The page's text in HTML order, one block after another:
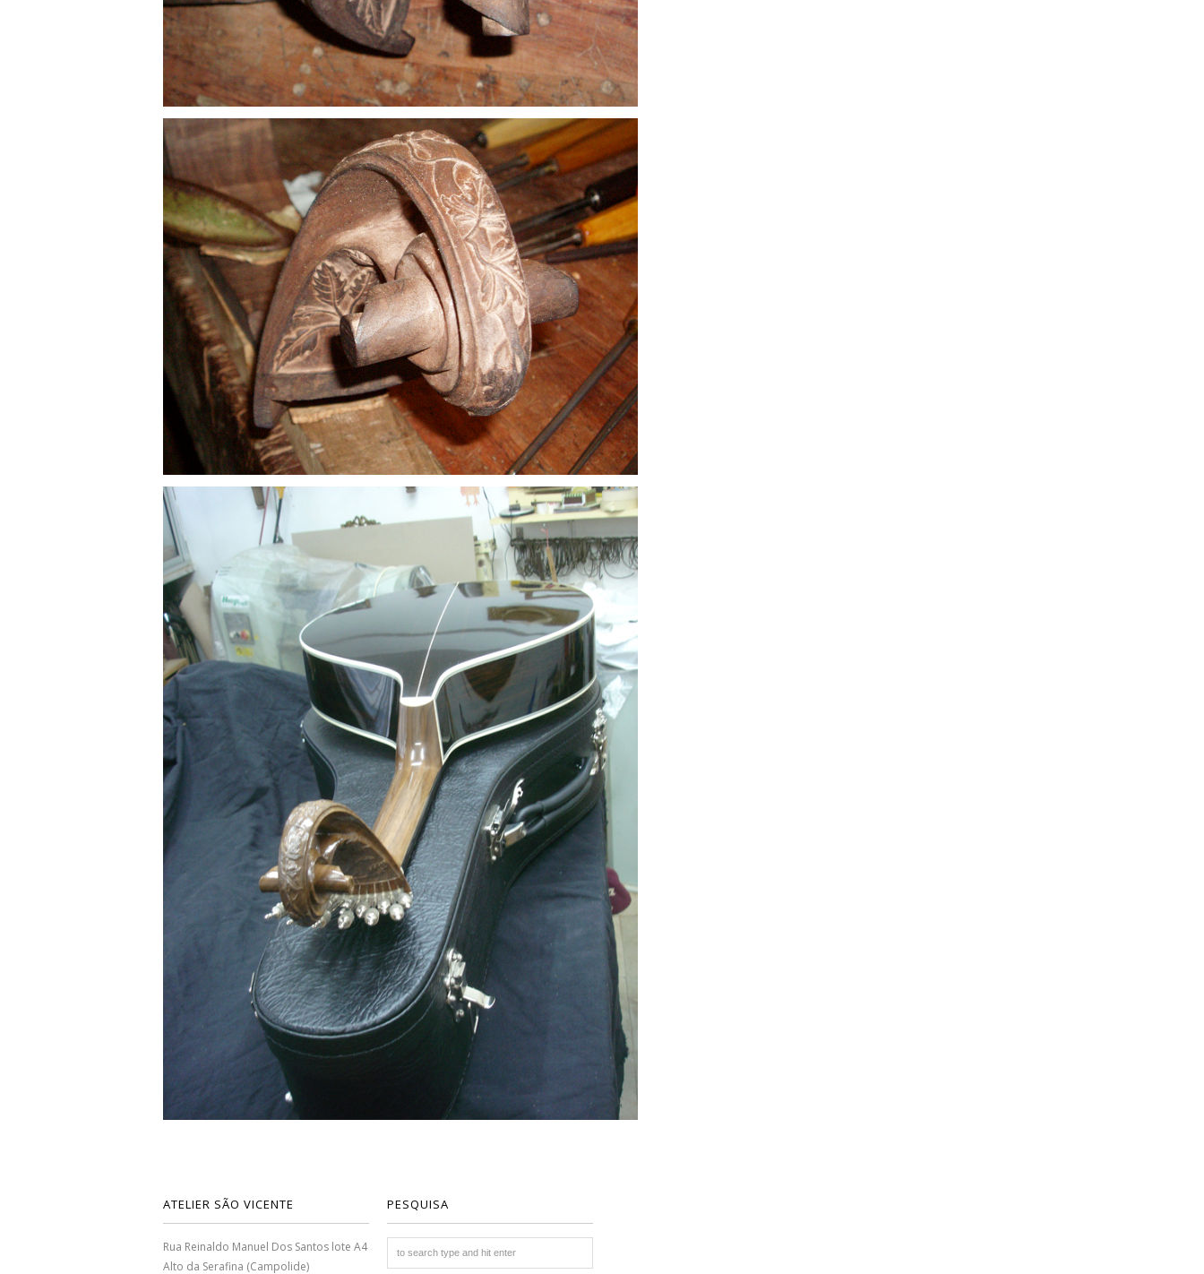
ATELIER SÃO VICENTE
Rua Reinaldo Manuel Dos Santos lote A4
Alto da Serafina (Campolide)
PESQUISA